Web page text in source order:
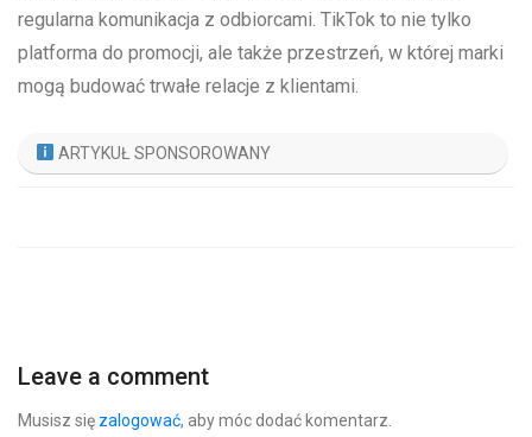
regularna komunikacja z odbiorcami. TikTok to nie tylko
platforma do promocji, ale także przestrzeń, w której marki
mogą budować trwałe relacje z klientami.
ARTYKUŁ SPONSOROWANY
Leave a comment
Musisz się zalogować, aby móc dodać komentarz.